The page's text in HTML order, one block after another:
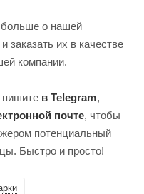
больше о нашей
заказать их в качестве
компании.
в Telegram,
почте, чтобы
потенциальный
Быстро и просто!